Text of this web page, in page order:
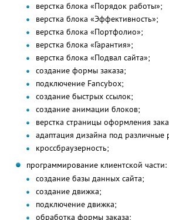
верстка блока «Порядок работы»;
верстка блока «Эффективность»;
верстка блока «Портфолио»;
верстка блока «Гарантия»;
верстка блока «Подвал сайта»;
создание формы заказа;
подключение Fancybox;
создание быстрых ссылок;
создание анимации блоков;
верстка страницы оформления
адаптация дизайна под различные
кроссбраузерность;
программирование клиентской части:
создание базы данных сайта;
создание движка;
подключение движка;
обработка формы заказа;